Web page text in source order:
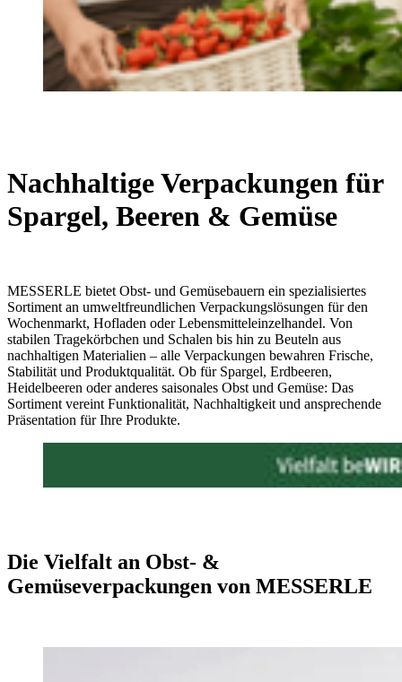
Nachhaltige Verpackungen für
Spargel, Beeren & Gemüse
MESSERLE bietet Obst- und Gemüsebauern ein spezialisiertes
Sortiment an umweltfreundlichen Verpackungslösungen für den
Wochenmarkt, Hofladen oder Lebensmitteleinzelhandel. Von
stabilen Tragekörbchen und Schalen bis hin zu Beuteln aus
nachhaltigen Materialien – alle Verpackungen bewahren Frische,
Stabilität und Produktqualität. Ob für Spargel, Erdbeeren,
Heidelbeeren oder anderes saisonales Obst und Gemüse: Das
Sortiment vereint Funktionalität, Nachhaltigkeit und ansprechende
Präsentation für Ihre Produkte.
Die Vielfalt an Obst- &
Gemüseverpackungen von MESSERLE